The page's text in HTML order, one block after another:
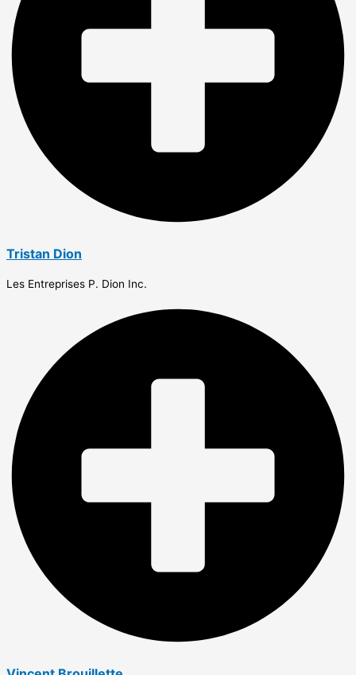
Tristan Dion
Les Entreprises P. Dion Inc.